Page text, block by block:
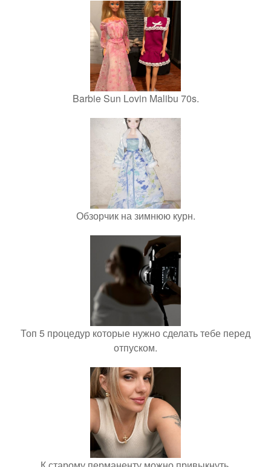
Barbie Sun Lovin Malibu 70s.
Обзорчик на зимнюю курн.
Топ 5 процедур которые нужно сделать тебе перед
отпуском.